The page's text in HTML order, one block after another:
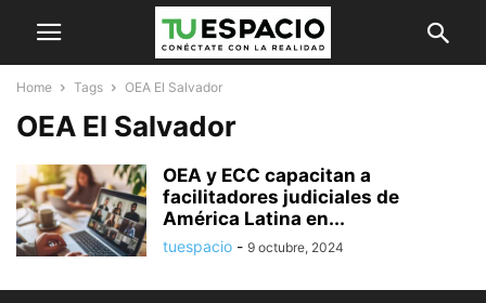
Home Tags OEA El Salvador
OEA El Salvador
OEA y ECC capacitan a
facilitadores judiciales de
América Latina en...
tuespacio - 9 octubre, 2024